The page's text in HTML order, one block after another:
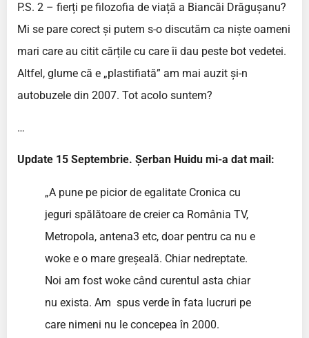
P.S. 2 – fierți pe filozofia de viață a Biancăi Drăgușanu?
Mi se pare corect și putem s-o discutăm ca niște oameni
mari care au citit cărțile cu care îi dau peste bot vedetei.
Altfel, glume că e „plastifiată” am mai auzit și-n
autobuzele din 2007. Tot acolo suntem?
…
Update 15 Septembrie. Șerban Huidu mi-a dat mail:
„A pune pe picior de egalitate Cronica cu
jeguri spălătoare de creier ca România TV,
Metropola, antena3 etc, doar pentru ca nu e
woke e o mare greșeală. Chiar nedreptate.
Noi am fost woke când curentul asta chiar
nu exista. Am spus verde în fata lucruri pe
care nimeni nu le concepea în 2000.